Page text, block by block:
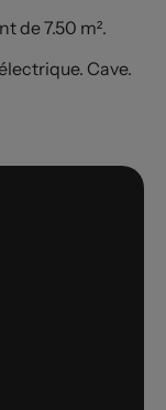
de 7.50 m².
Cave.